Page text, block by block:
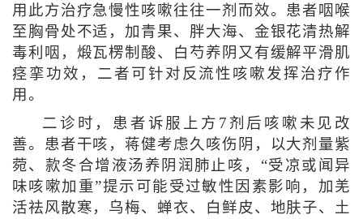
用此方治疗急慢性咳嗽往往一剂而效。患者咽喉
至胸骨处不适，加青果、胖大海、金银花清热解
毒利咽，煅瓦楞制酸、白芍养阴又有缓解平滑肌
痉挛功效，二者可针对反流性咳嗽发挥治疗作
用。
二诊时，患者诉服上方7剂后咳嗽未见改
善。患者干咳，蒋健考虑久咳伤阴，以大剂量紫
菀、款冬合增液汤养阴润肺止咳，“受凉或闻异
味咳嗽加重”提示可能受过敏性因素影响，加羌
活祛风散寒，乌梅、蝉衣、白鲜皮、地肤子、土